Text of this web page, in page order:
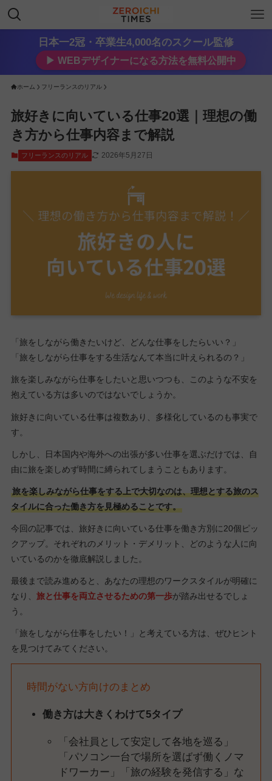
日本一2冠・卒業生4,000名のスクール監修
▶︎ WEBデザイナーになる方法を無料公開中
ホーム フリーランスのリアル
旅好きに向いている仕事20選｜理想の働
き方から仕事内容まで解説
フリーランスのリアル 2026年5月27日
「旅をしながら働きたいけど、どんな仕事をしたらいい？」
「旅をしながら仕事をする生活なんて本当に叶えられるの？」
旅を楽しみながら仕事をしたいと思いつつも、このような不安を
抱えている方は多いのではないでしょうか。
旅好きに向いている仕事は複数あり、多様化しているのも事実で
す。
しかし、日本国内や海外への出張が多い仕事を選ぶだけでは、自
由に旅を楽しめず時間に縛られてしまうこともあります。
旅を楽しみながら仕事をする上で大切なのは、理想とする旅のス
タイルに合った働き方を見極めることです。
今回の記事では、旅好きに向いている仕事を働き方別に20個ピッ
クアップ。それぞれのメリット・デメリット、どのような人に向
いているのかを徹底解説しました。
最後まで読み進めると、あなたの理想のワークスタイルが明確に
なり、 旅と仕事を両立させるための第一歩が踏み出せるでしょ
う。
「旅をしながら仕事をしたい！」と考えている方は、ぜひヒント
を見つけてみてください。
時間がない方向けのまとめ
働き方は大きくわけて5タイプ
「会社員として安定して各地を巡る」
「パソコン一台で場所を選ばず働くノマ
ドワーカー」「旅の経験を発信する」な